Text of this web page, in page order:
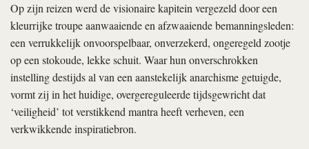
Op zijn reizen werd de visionaire kapitein vergezeld door een
kleurrijke troupe aanwaaiende en afzwaaiende bemanningsleden:
een verrukkelijk onvoorspelbaar, onverzekerd, ongeregeld zootje
op een stokoude, lekke schuit. Waar hun onverschrokken
instelling destijds al van een aanstekelijk anarchisme getuigde,
vormt zij in het huidige, overgereguleerde tijdsgewricht dat
‘veiligheid’ tot verstikkend mantra heeft verheven, een
verkwikkende inspiratiebron.